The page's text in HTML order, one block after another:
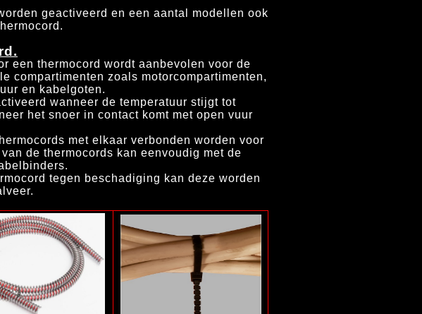
geactiveerd en een aantal modellen ook
een thermocord wordt aanbevolen voor de
compartimenten zoals motorcompartimenten,
en kabelgoten.
wanneer de temperatuur stijgt tot
het snoer in contact komt met open vuur
met elkaar verbonden worden voor
de thermocords kan eenvoudig met de
tegen beschadiging kan deze worden